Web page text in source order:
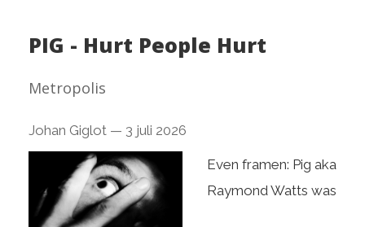
PIG - Hurt People Hurt
Metropolis
Johan Giglot — 3 juli 2026
Even framen: Pig aka
Raymond Watts was